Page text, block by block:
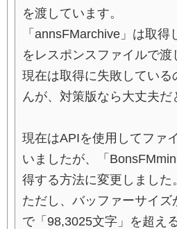
を渡しています。
「annsFMarchive」は取
をレスポンスファイルで渡
現在は取得に失敗してい
んが、対策版なら大丈夫だ
現在はAPIを使用してファ
いましたが、「
得する方法に変更しました。
ただし、バッファーサイ
で「98,3025文字」を超え